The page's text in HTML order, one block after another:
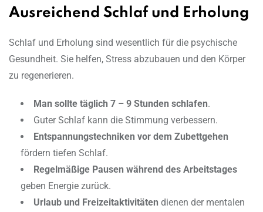
Ausreichend Schlaf und Erholung
Schlaf und Erholung sind wesentlich für die psychische
Gesundheit. Sie helfen, Stress abzubauen und den Körper
zu regenerieren.
Man sollte täglich 7 – 9 Stunden schlafen.
Guter Schlaf kann die Stimmung verbessern.
Entspannungstechniken vor dem Zubettgehen
fördern tiefen Schlaf.
Regelmäßige Pausen während des Arbeitstages
geben Energie zurück.
Urlaub und Freizeitaktivitäten dienen der mentalen